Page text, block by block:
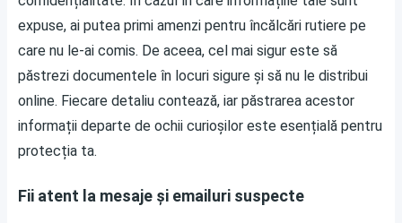
expuse, ai putea primi amenzi pentru încălcări rutiere pe
care nu le-ai comis. De aceea, cel mai sigur este să
păstrezi documentele în locuri sigure și să nu le distribui
online. Fiecare detaliu contează, iar păstrarea acestor
informații departe de ochii curioșilor este esențială pentru
protecția ta.
Fii atent la mesaje și emailuri suspecte